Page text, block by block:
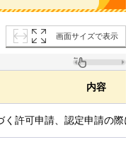
画面サイズで表示
内容
く許可申請、認定申請の際